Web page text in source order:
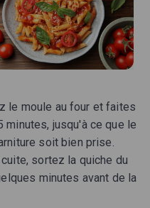
le moule au four et faites
minutes, jusqu'à ce que le
soit bien prise.
sortez la quiche du
minutes avant de la